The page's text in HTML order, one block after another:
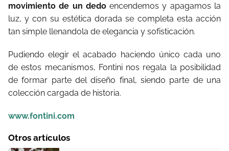
movimiento de un dedoencendemos y apagamos la
luz, y con su estética dorada se completa esta acción
tan simple llenandola de elegancia y sofisticación.
Pudiendo elegir el acabado haciendo único cada uno
de estos mecanismos, Fontini nos regala la posibilidad
de formar parte del diseño final, siendo parte de una
colección cargada de historia.
www.fontini.com
Otros artículos